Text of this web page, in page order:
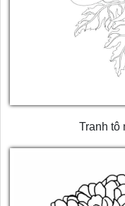
Tranh tô